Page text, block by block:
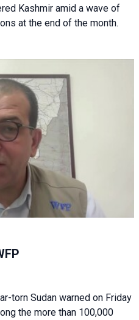
Kashmir amid a wave of
at the end of the month.
torn Sudan warned on Friday
the more than 100,000